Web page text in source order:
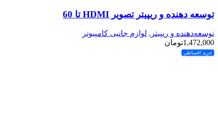
توسعه دهنده و ريپيتر تصوير HDMI تا 60
توسعه‌دهنده و ریپیتر , لوازم جانبی کامپیوتر
1,472,000تومان
خرید اقساطی